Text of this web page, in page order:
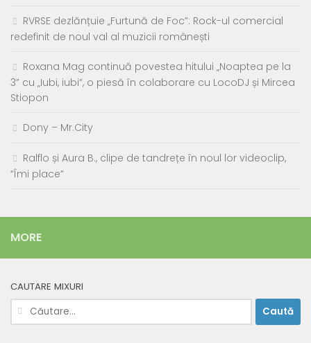
RVRSE dezlănțuie „Furtună de Foc”: Rock-ul comercial
redefinit de noul val al muzicii românești
Roxana Mag continuă povestea hitului „Noaptea pe la
3” cu „Iubi, iubi”, o piesă în colaborare cu LocoDJ și Mircea
Stiopon
Dony – Mr.City
Ralflo și Aura B., clipe de tandrețe în noul lor videoclip,
“Îmi place”
MORE
CAUTARE MIXURI
Caută
după: